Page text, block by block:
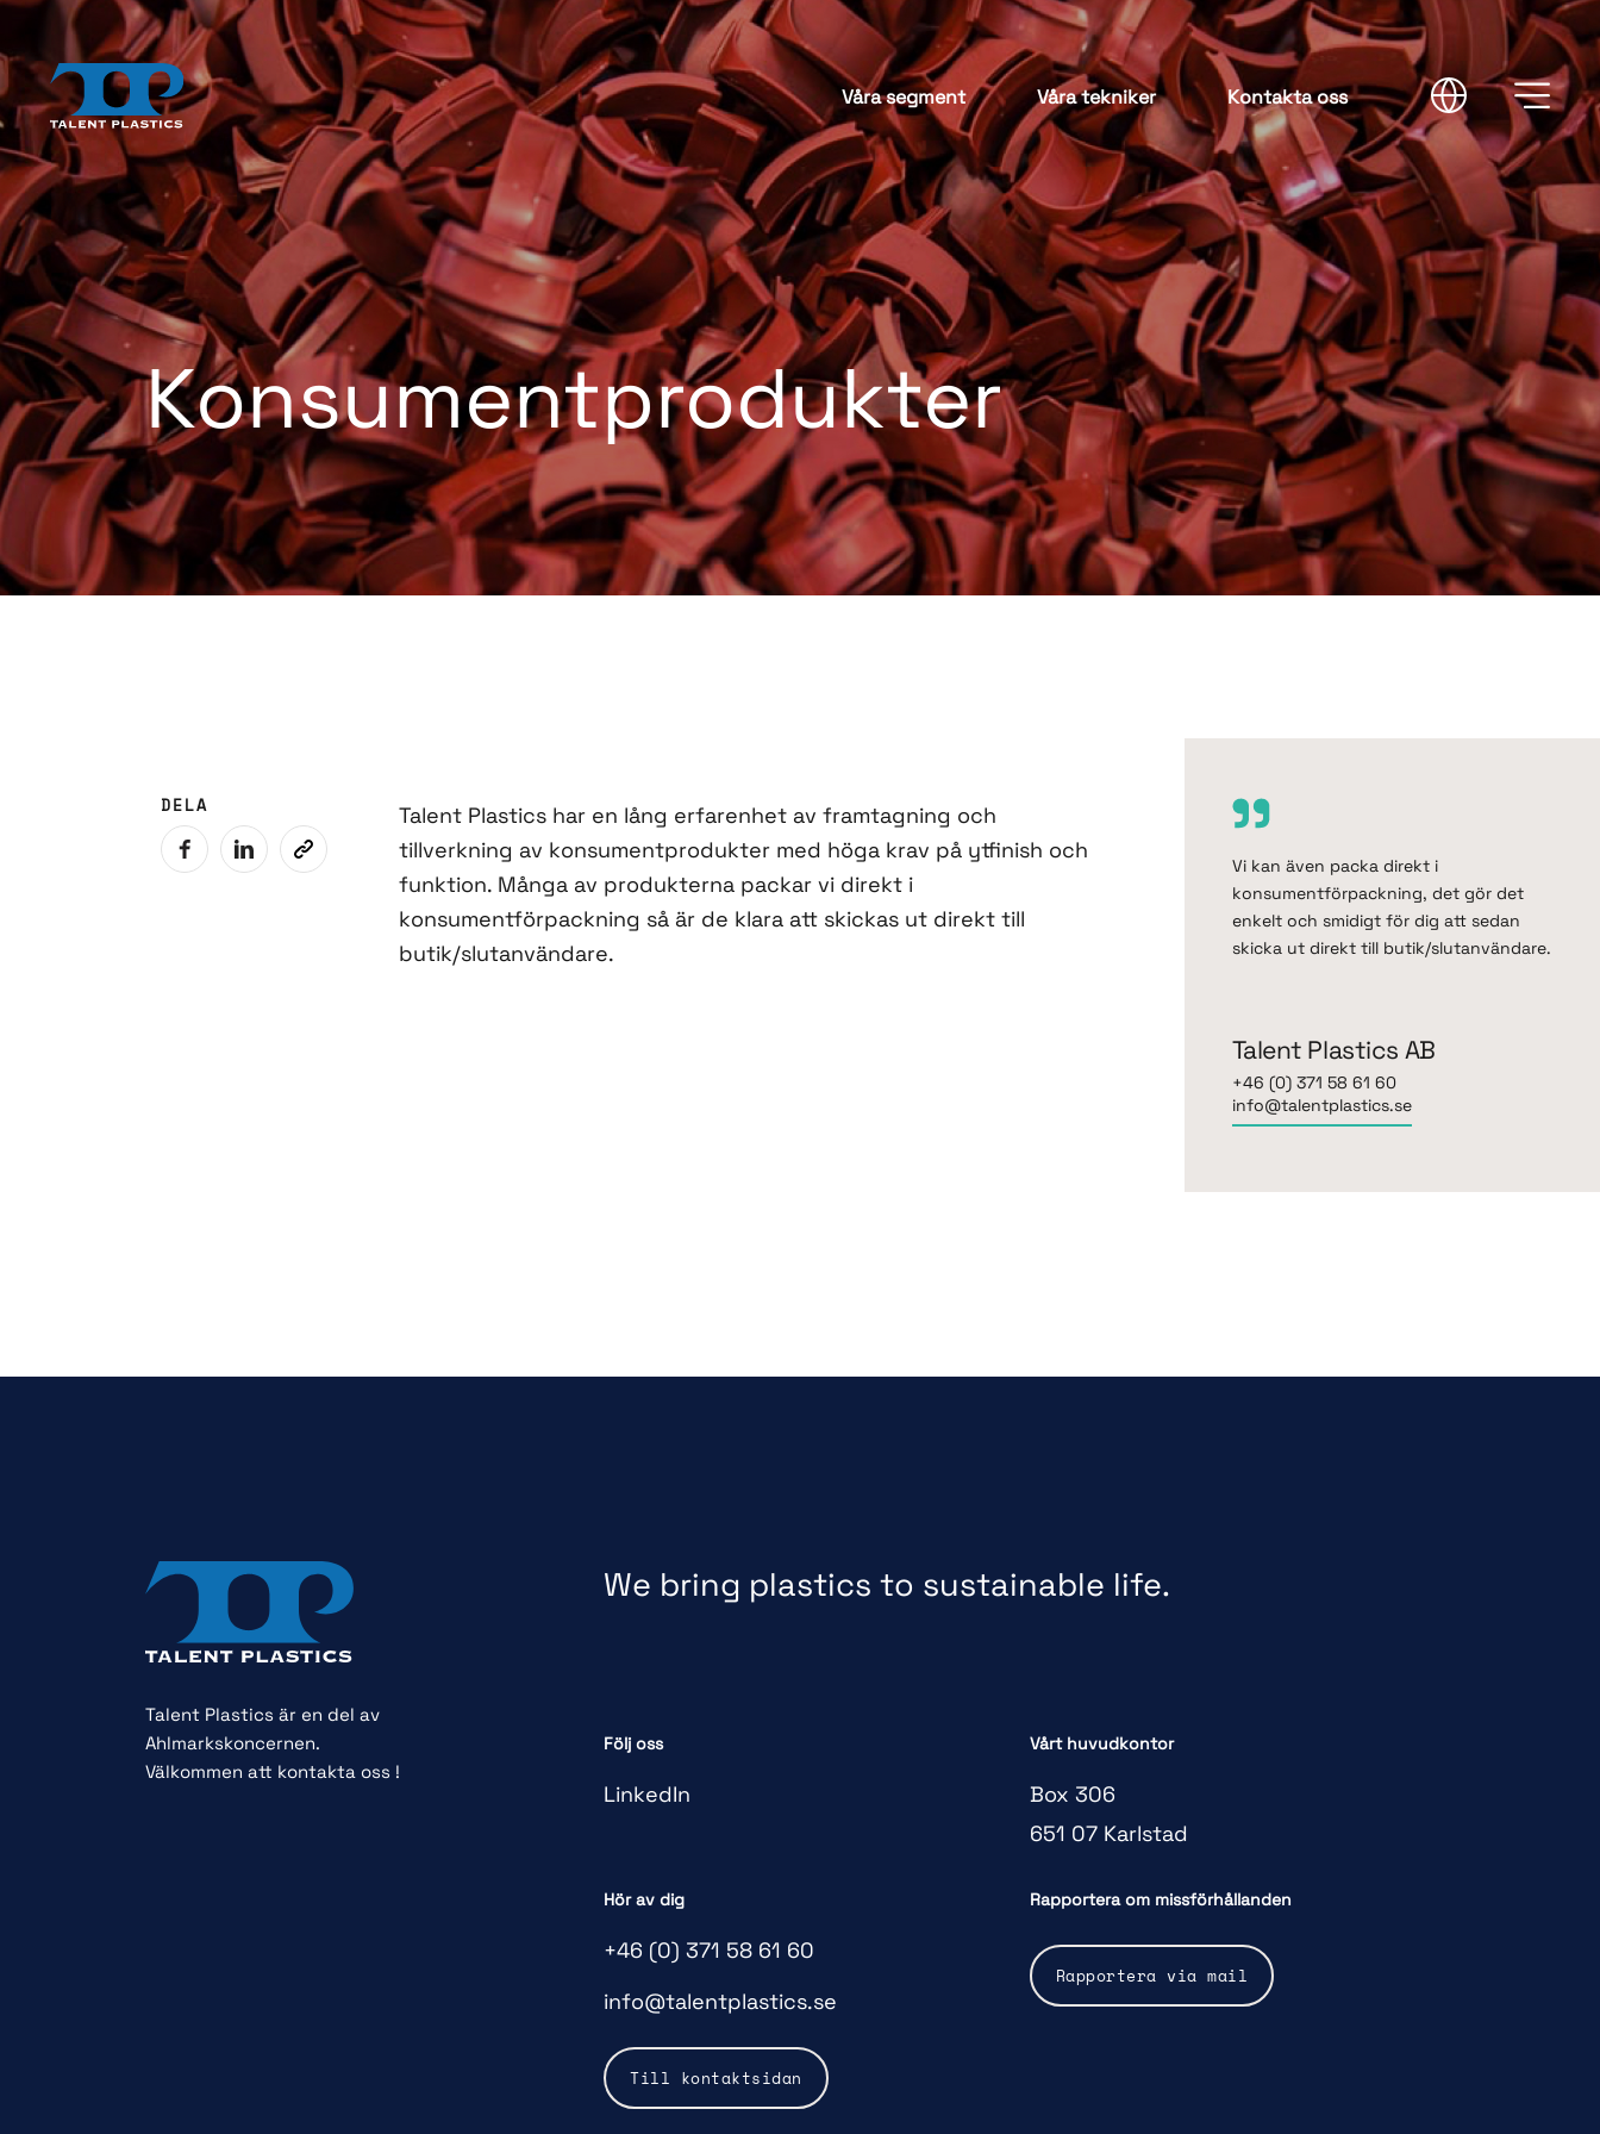
Våra segment Våra tekniker Kontakta oss
Konsumentprodukter
DELA
Talent Plastics har en lång erfarenhet av framtagning och
tillverkning av konsumentprodukter med höga krav på ytfinish och
funktion. Många av produkterna packar vi direkt i
konsumentförpackning så är de klara att skickas ut direkt till
butik/slutanvändare.
Vi kan även packa direkt i
konsumentförpackning, det gör det
enkelt och smidigt för dig att sedan
skicka ut direkt till butik/slutanvändare.
Talent Plastics AB
+46 (0) 371 58 61 60
info@talentplastics.se
Talent Plastics är en del av
Ahlmarkskoncernen.
Välkommen att kontakta oss !
We bring plastics to sustainable life.
Följ oss
LinkedIn
Vårt huvudkontor
Box 306
651 07 Karlstad
Hör av dig
+46 (0) 371 58 61 60
info@talentplastics.se
Till kontaktsidan
Rapportera om missförhållanden
Rapportera via mail